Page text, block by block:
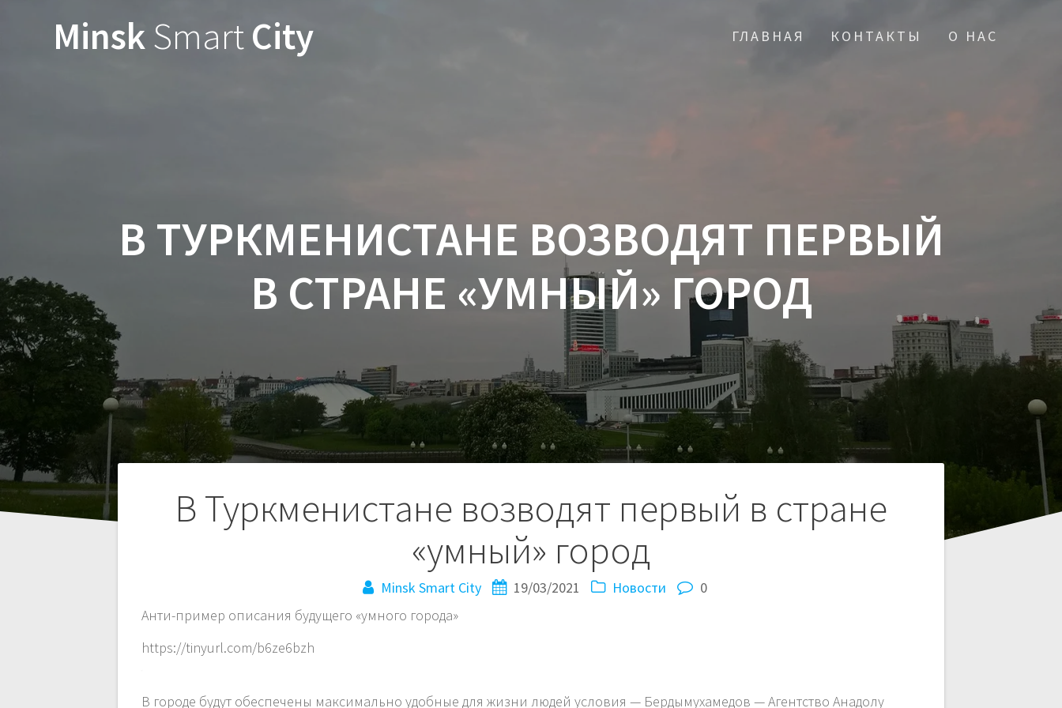
MinskSmartCity ГЛАВНАЯ КОНТАКТЫ О НАС
В ТУРКМЕНИСТАНЕ ВОЗВОДЯТ ПЕРВЫЙ
В СТРАНЕ «УМНЫЙ» ГОРОД
В Туркменистане возводят первый в стране
«умный» город
Minsk Smart City 19/03/2021 Новости
0
Анти-пример описания будущего «умного города»
https://tinyurl.com/b6ze6bzh
В городе будут обеспечены максимально удобные для жизни людей условия — Бердымухамедов — Агентство Анадолу
Навигация